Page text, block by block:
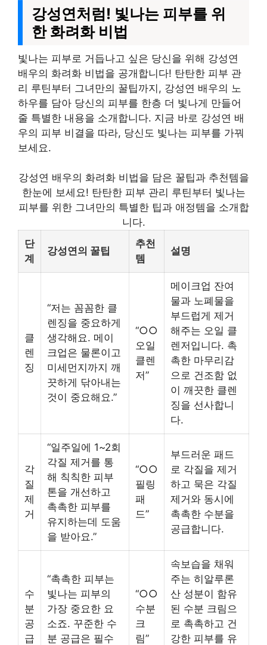
강성연처럼! 빛나는 피부를 위
한 화려화 비법
빛나는 피부로 거듭나고 싶은 당신을 위해 강성연
배우의 화려화 비법을 공개합니다! 탄탄한 피부 관
리 루틴부터 그녀만의 꿀팁까지, 강성연 배우의 노
하우를 담아 당신의 피부를 한층 더 빛나게 만들어
줄 특별한 내용을 소개합니다. 지금 바로 강성연 배
우의 피부 비결을 따라, 당신도 빛나는 피부를 가꿔
보세요.
강성연 배우의 화려화 비법을 담은 꿀팁과 추천템을
한눈에 보세요! 탄탄한 피부 관리 루틴부터 빛나는
피부를 위한 그녀만의 특별한 팁과 애정템을 소개합
니다.
단
계
강성연의 꿀팁
추천
템
설명
클
렌
징
“저는 꼼꼼한 클
렌징을 중요하게
생각해요. 메이
크업은 물론이고
미세먼지까지 깨
끗하게 닦아내는
것이 중요해요.”
“○○
오일
클렌
저”
메이크업 잔여
물과 노폐물을
부드럽게 제거
해주는 오일 클
렌저입니다. 촉
촉한 마무리감
으로 건조함 없
이 깨끗한 클렌
징을 선사합니
다.
각
질
제
거
“일주일에 1~2회
각질 제거를 통
해 칙칙한 피부
톤을 개선하고
촉촉한 피부를
유지하는데 도움
을 받아요.”
“○○
필링
패
드”
부드러운 패드
로 각질을 제거
하고 묵은 각질
제거와 동시에
촉촉한 수분을
공급합니다.
수
분
공
급
“촉촉한 피부는
빛나는 피부의
가장 중요한 요
소죠. 꾸준한 수
분 공급은 필수
“○○
수분
크
림”
속보습을 채워
주는 히알루론
산 성분이 함유
된 수분 크림으
로 촉촉하고 건
강한 피부를 유